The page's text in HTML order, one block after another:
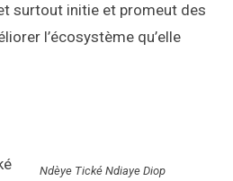
surtout initie et promeut des
l’écosystème qu’elle
Ndèye Tické Ndiaye Diop